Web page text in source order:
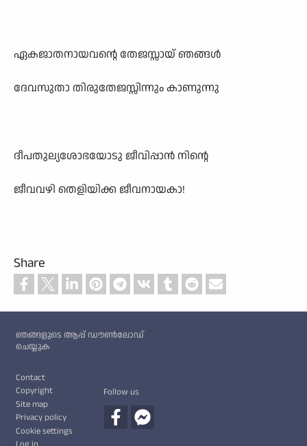
ഏകജാതനായവന്റെ തേജസ്സായ് ഞങ്ങൾ
ദേവസുതാ തിരുതേജസ്സിന്നും കാണുന്നു
ദീപതുല്യശോഭയോടു ജീവിപ്പാൻ നിന്റെ
ജീവവഴി തെളിയിക്ക ജീവനായകാ!
Share
ഞങ്ങളുടെ ആപ്പ് ഡൗൺലോഡ്
ചെയ്യുക
Contact
Copyright
Site map
Privacy policy
Cookie settings
Follow us